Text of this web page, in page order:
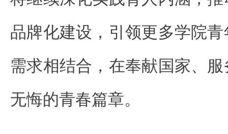
品牌化建设，引领更多学院
需求相结合，在奉献国家、
无悔的青春篇章。